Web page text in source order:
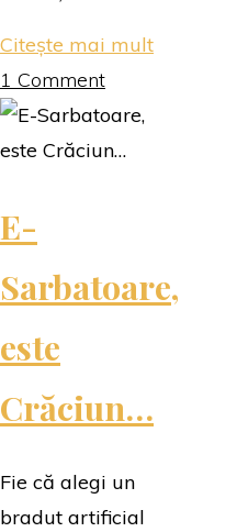
Citește mai mult"Mai
1 Comment
E-
Sarbatoare,
este
Crăciun…
Fie că alegi un
bradut artificial